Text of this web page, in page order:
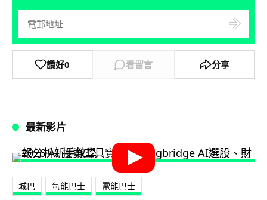
讚好0 看留言 分享
最新影片
城巴 氫能巴士 電能巴士